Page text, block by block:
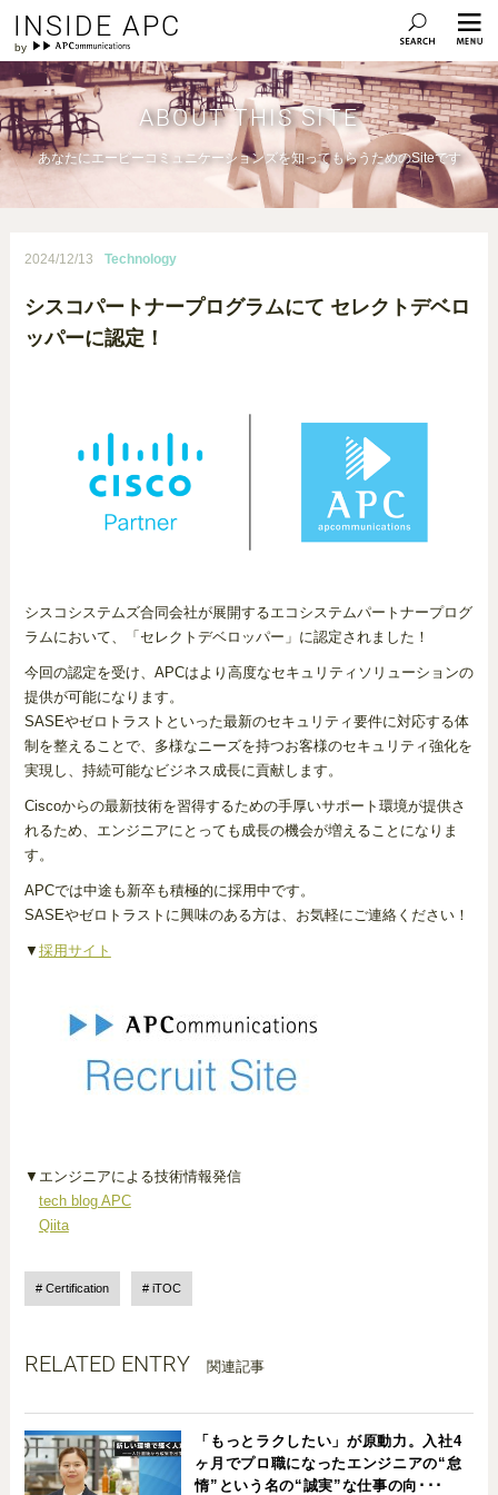
INSIDE APC
ABOUT THIS SITE
あなたにエーピーコミュニケーションズを知ってもらうためのSiteです
2024/12/13 Technology
シスコパートナープログラムにて セレクトデベロ
ッパーに認定！
シスコシステムズ合同会社が展開するエコシステムパートナープログ
ラムにおいて、「セレクトデベロッパー」に認定されました！
今回の認定を受け、APCはより高度なセキュリティソリューションの
提供が可能になります。
SASEやゼロトラストといった最新のセキュリティ要件に対応する体
制を整えることで、多様なニーズを持つお客様のセキュリティ強化を
実現し、持続可能なビジネス成長に貢献します。
Ciscoからの最新技術を習得するための手厚いサポート環境が提供さ
れるため、エンジニアにとっても成長の機会が増えることになりま
す。
APCでは中途も新卒も積極的に採用中です。
SASEやゼロトラストに興味のある方は、お気軽にご連絡ください！
▼ 採用サイト
▼エンジニアによる技術情報発信
tech blog APC
Qiita
Certification iTOC
RELATED ENTRY 関連記事
「もっとラクしたい」が原動力。入社4
ヶ月でプロ職になったエンジニアの“怠
惰”という名の“誠実”な仕事の向･･･